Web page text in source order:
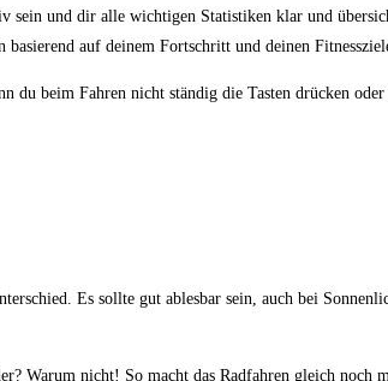
und dir​ alle wichtigen Statistiken⁢ klar und
auf deinem ‍Fortschritt und deinen
du beim Fahren nicht ständig die​ Tasten drücken
Es sollte gut ablesbar sein, auch ‍bei
Warum nicht! So macht das Radfahren gleich noch